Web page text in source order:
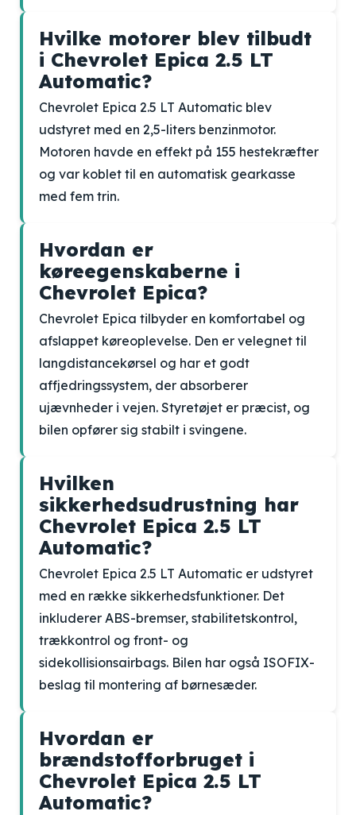
Hvilke motorer blev tilbudt
i Chevrolet Epica 2.5 LT
Automatic?
Chevrolet Epica 2.5 LT Automatic blev
udstyret med en 2,5-liters benzinmotor.
Motoren havde en effekt på 155 hestekræfter
og var koblet til en automatisk gearkasse
med fem trin.
Hvordan er
køreegenskaberne i
Chevrolet Epica?
Chevrolet Epica tilbyder en komfortabel og
afslappet køreoplevelse. Den er velegnet til
langdistancekørsel og har et godt
affjedringssystem, der absorberer
ujævnheder i vejen. Styretøjet er præcist, og
bilen opfører sig stabilt i svingene.
Hvilken
sikkerhedsudrustning har
Chevrolet Epica 2.5 LT
Automatic?
Chevrolet Epica 2.5 LT Automatic er udstyret
med en række sikkerhedsfunktioner. Det
inkluderer ABS-bremser, stabilitetskontrol,
trækkontrol og front- og
sidekollisionsairbags. Bilen har også ISOFIX-
beslag til montering af børnesæder.
Hvordan er
brændstofforbruget i
Chevrolet Epica 2.5 LT
Automatic?